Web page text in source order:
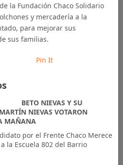
la Fundación Chaco Solidario
y mercadería a la
para mejorar sus
sus familias.
Pin It
BETO NIEVAS Y SU
NIEVAS VOTARON
MAÑANA
por el Frente Chaco Merece
la Escuela 802 del Barrio